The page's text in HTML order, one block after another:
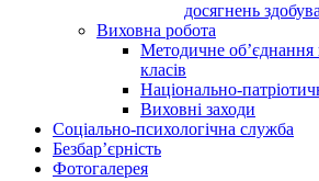
досягнень
Виховна робота
Методичне об’єднання
класів
Національно-
Виховні заходи
Соціально-психологічна служба
Безбар’єрність
Фотогалерея